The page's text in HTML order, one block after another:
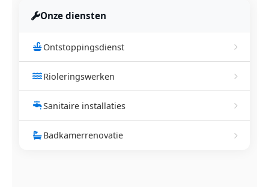
Onze diensten
Ontstoppingsdienst
Rioleringswerken
Sanitaire installaties
Badkamerrenovatie